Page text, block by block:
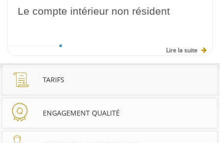
Le compte intérieur non résident
Lire la suite
TARIFS
ENGAGEMENT QUALITÉ